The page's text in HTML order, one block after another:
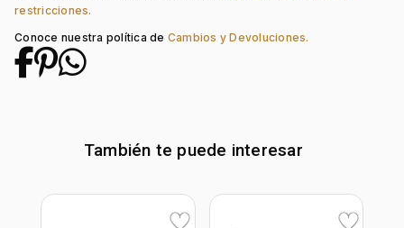
restricciones.
Conoce nuestra política de Cambios y Devoluciones.
También te puede interesar